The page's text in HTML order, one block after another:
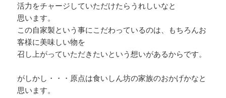
活力をチャージしていただけたらうれしいなと
思います。
この自家製という事にこだわっているのは、もちろんお
客様に美味しい物を
召し上がっていただきたいという想いがあるからです。
がしかし・・・原点は食いしん坊の家族のおかげかなと
思います。